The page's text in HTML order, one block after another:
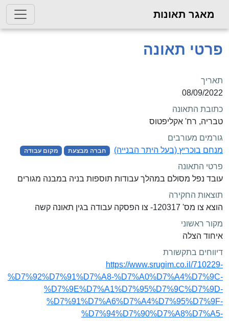
מאגר תאונות
פרטי תאונה
תאריך
08/09/2022
כתובת התאונה
טבריה, רח' אקליפטוס
גורמים מעורבים
מנחם בוכריץ (בעל היתר הבנייה)
חברה מבצעת מקום עבודה
פרטי התאונה
עובד נפל מסולם במהלך עבודות תוספות בניה במבנה מגורים
תוצאות החקירה
הוצא צו מס' 120317- צו הפסקה עבודה בגין תאונה קשה
מקור ראשוני
איחוד הצלה
דיווחים בתקשורת
https://www.srugim.co.il/710229-
%D7%92%D7%91%D7%A8-%D7%A0%D7%A4%D7%9C-
%D7%9E%D7%A1%D7%95%D7%9C%D7%9D-
%D7%91%D7%A6%D7%A4%D7%95%D7%9F-
%D7%94%D7%90%D7%A8%D7%A5-